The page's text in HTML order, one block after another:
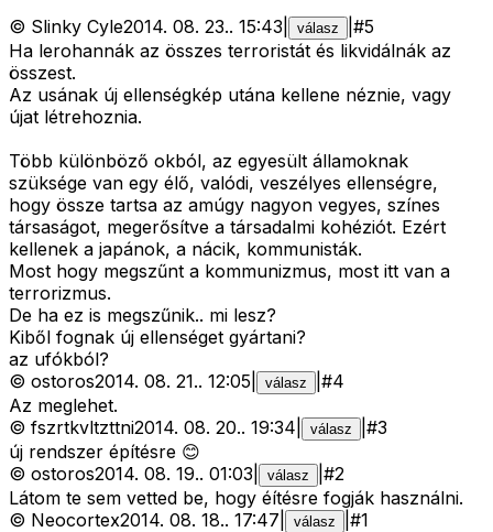
© Slinky Cyle2014. 08. 23.. 15:43 válasz #5
Ha lerohannák az összes terroristát és likvidálnák az
összest.
Az usának új ellenségkép utána kellene néznie, vagy
újat létrehoznia.
Több különböző okból, az egyesült államoknak
szüksége van egy élő, valódi, veszélyes ellenségre,
hogy össze tartsa az amúgy nagyon vegyes, színes
társaságot, megerősítve a társadalmi kohéziót. Ezért
kellenek a japánok, a nácik, kommunisták.
Most hogy megszűnt a kommunizmus, most itt van a
terrorizmus.
De ha ez is megszűnik.. mi lesz?
Kiből fognak új ellenséget gyártani?
az ufókból?
© ostoros2014. 08. 21.. 12:05 válasz #4
Az meglehet.
© fszrtkvltzttni2014. 08. 20.. 19:34 válasz #3
új rendszer építésre 😊
© ostoros2014. 08. 19.. 01:03 válasz #2
Látom te sem vetted be, hogy éítésre fogják használni.
© Neocortex2014. 08. 18.. 17:47 válasz #1